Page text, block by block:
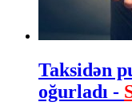
Taksidən
oğurladı -